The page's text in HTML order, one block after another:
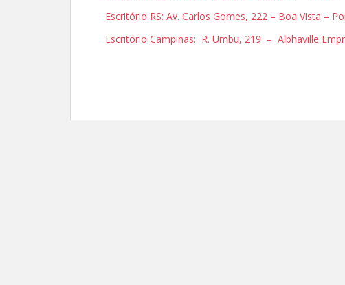
Escritório RS: Av. Carlos Gomes, 222 – Boa Vista –
Escritório Campinas: R. Umbu, 219 – Alphaville